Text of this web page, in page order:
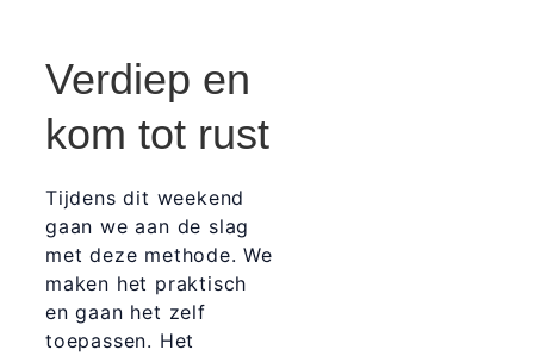
Verdiep en
kom tot rust
Tijdens dit weekend
gaan we aan de slag
met deze methode. We
maken het praktisch
en gaan het zelf
toepassen. Het